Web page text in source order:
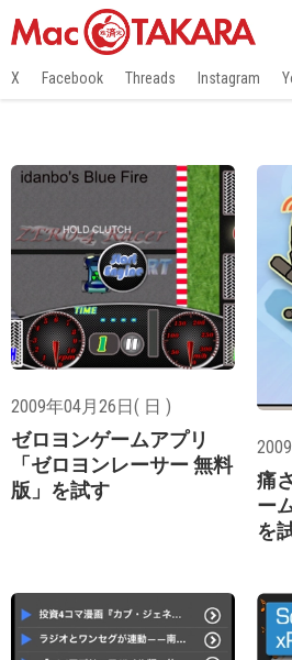
X Facebook Threads Instagram
2009年04月26日( 日 )
ゼロヨンゲームアプリ
「ゼロヨンレーサー 無料
版」を試す
痛
ー
を